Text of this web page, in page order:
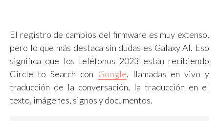
El registro de cambios del firmware es muy extenso,
pero lo que más destaca sin dudas es Galaxy AI. Eso
significa que los teléfonos 2023 están recibiendo
Circle to Search con Google, llamadas en vivo y
traducción de la conversación, la traducción en el
texto, imágenes, signos y documentos.